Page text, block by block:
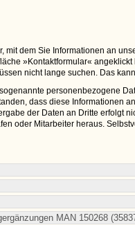
mit dem Sie Informationen an
»Kontaktformular«
nicht lange suchen. Das
personenbezogene
dass diese Informationen
der Daten an Dritte erfolgt
oder Mitarbeiter heraus.